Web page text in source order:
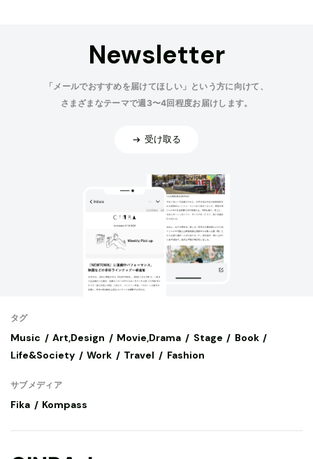
Newsletter
「メールでおすすめを届けてほしい」という方に向けて、
さまざまなテーマで週3〜4回程度お届けします。
受け取る
タグ
Music Art,Design Movie,Drama Stage
Book
Life&Society
Work Travel Fashion
サブメディア
Fika Kompass